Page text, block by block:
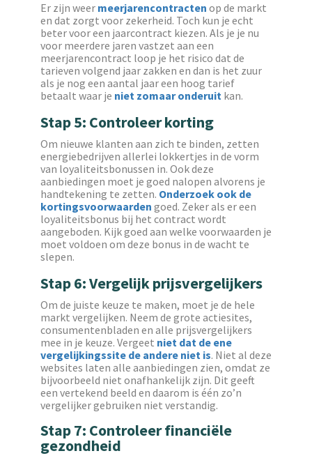
Er zijn weer meerjarencontracten op de markt
en dat zorgt voor zekerheid. Toch kun je echt
beter voor een jaarcontract kiezen. Als je je nu
voor meerdere jaren vastzet aan een
meerjarencontract loop je het risico dat de
tarieven volgend jaar zakken en dan is het zuur
als je nog een aantal jaar een hoog tarief
betaalt waar je niet zomaar onderuitkan.
Stap 5: Controleer korting
Om nieuwe klanten aan zich te binden, zetten
energiebedrijven allerlei lokkertjes in de vorm
van loyaliteitsbonussen in. Ook deze
aanbiedingen moet je goed nalopen alvorens je
handtekening te zetten. Onderzoek ook de
kortingsvoorwaarden goed. Zeker als er een
loyaliteitsbonus bij het contract wordt
aangeboden. Kijk goed aan welke voorwaarden je
moet voldoen om deze bonus in de wacht te
slepen.
Stap 6: Vergelijk prijsvergelijkers
Om de juiste keuze te maken, moet je de hele
markt vergelijken. Neem de grote actiesites,
consumentenbladen en alle prijsvergelijkers
mee in je keuze. Vergeet niet dat de ene
vergelijkingssite de andere niet is. Niet al deze
websites laten alle aanbiedingen zien, omdat ze
bijvoorbeeld niet onafhankelijk zijn. Dit geeft
een vertekend beeld en daarom is één zo’n
vergelijker gebruiken niet verstandig.
Stap 7: Controleer financiële
gezondheid